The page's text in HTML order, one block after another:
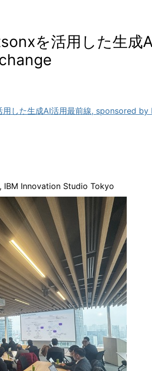
を活用した生成
した生成AI活用最前線, sponsored by
IBM Innovation Studio Tokyo